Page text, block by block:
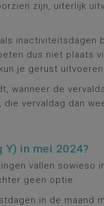
zijn, uiterlijk
inactiviteitsdagen
dus niet plaats
je gerust
wanneer de
vervaldag dan
in mei 2024?
vallen sowieso
geen optie.
in de maand